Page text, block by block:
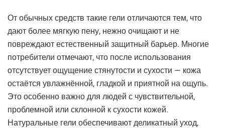
От обычных средств такие гели отличаются тем, что
дают более мягкую пену, нежно очищают и не
повреждают естественный защитный барьер. Многие
потребители отмечают, что после использования
отсутствует ощущение стянутости и сухости — кожа
остаётся увлажнённой, гладкой и приятной на ощупь.
Это особенно важно для людей с чувствительной,
проблемной или склонной к сухости кожей.
Натуральные гели обеспечивают деликатный уход,